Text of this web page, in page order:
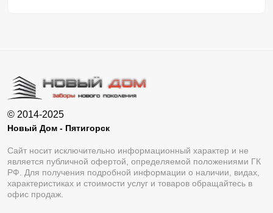
© 2014-2025
Новый Дом - Пятигорск
Сайт носит исключительно информационный характер и не
является публичной офертой, определяемой положениями ГК
РФ. Для получения подробной информации о наличии, видах,
характеристиках и стоимости услуг и товаров обращайтесь в
офис продаж.